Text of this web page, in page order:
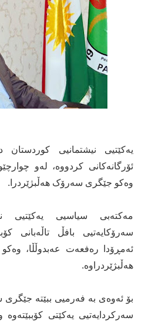
یەکێتیی نیشتمانیی
ئۆرگانەکانی کردووە، لەو
وەکو جێگری سەرۆک هەڵبژێردرا.
مەکتەبی سیاسیی یەکێتیی
سەرۆکایەتیی بافڵ تاڵەبانی
ئەمڕۆدا رەفعەت عەبدوڵڵا،
هەڵبژێردراوە.
بۆ ئەوەی بە فەرمیی ببێتە
سەرکردایەتیی یەکێتی